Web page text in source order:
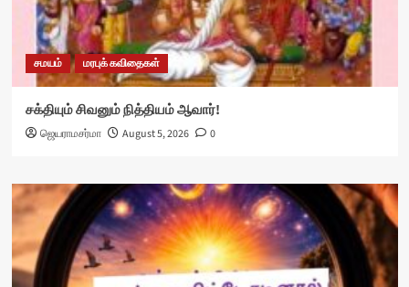
சமயம் மரபுக் கவிதைகள்
சக்தியும் சிவனும் நித்தியம் ஆவார்!
ஜெயராமசர்மா August 5, 2026 0